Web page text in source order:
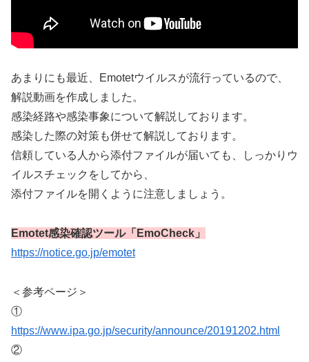
あまりにも最近、Emotetウイルスが流行っているので、
解説動画を作成しました。
感染経路や感染事象について解説しております。
感染した際の対策も併せて解説しております。
信頼している人から添付ファイルが届いても、しっかりウ
イルスチェックをしてから、
添付ファイルを開くように注意しましょう。
Emotet感染確認ツール「EmoCheck」
https://notice.go.jp/emotet
＜参考ページ＞
①
https://www.ipa.go.jp/security/announce/20191202.html
②